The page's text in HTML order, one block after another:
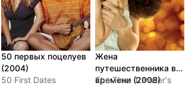
50 первых поцелуев
(2004)
50 First Dates
Жена
путешественника во
времени (2008)
The Time Traveler's